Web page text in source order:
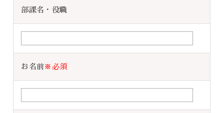
部課名・役職
お名前※必須